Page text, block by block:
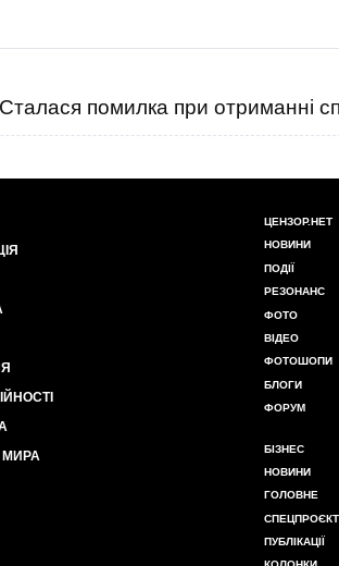
Сталася помилка при отриманні
МИРА
ЦЕНЗОР.НЕТ
НОВИНИ
ПОДІЇ
РЕЗОНАНС
ФОТО
ВІДЕО
ФОТОШОПИ
БЛОГИ
ФОРУМ
БІЗНЕС
НОВИНИ
ГОЛОВНЕ
ПУБЛІКАЦІЇ